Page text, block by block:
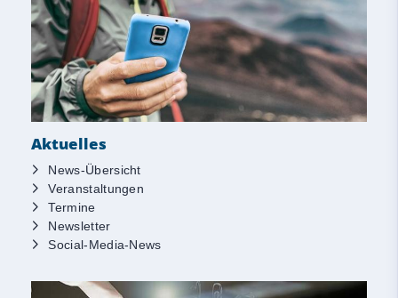
Aktuelles
News-Übersicht
Veranstaltungen
Termine
Newsletter
Social-Media-News